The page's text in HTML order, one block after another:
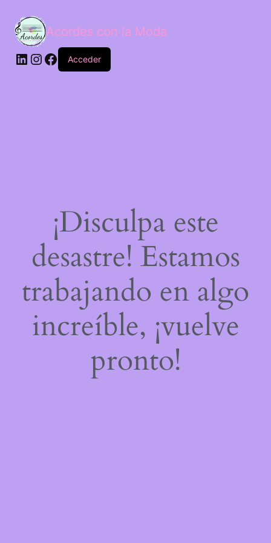
Acordes con la Moda
Acceder
¡Disculpa este
desastre! Estamos
trabajando en algo
increíble, ¡vuelve
pronto!